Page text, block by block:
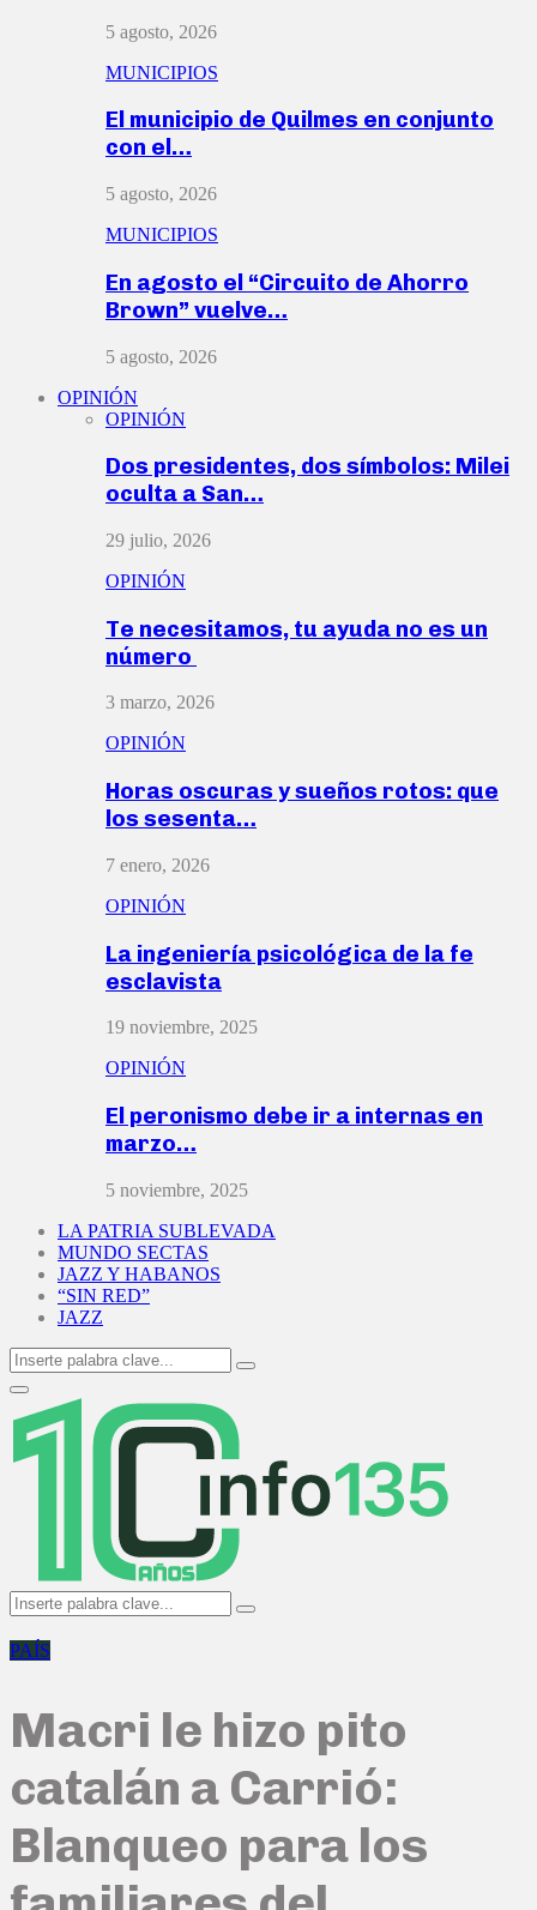
5 agosto, 2026
MUNICIPIOS
El municipio de Quilmes en conjunto
con el…
5 agosto, 2026
MUNICIPIOS
En agosto el “Circuito de Ahorro
Brown” vuelve…
5 agosto, 2026
OPINIÓN
OPINIÓN
Dos presidentes, dos símbolos: Milei
oculta a San…
29 julio, 2026
OPINIÓN
Te necesitamos, tu ayuda no es un
número
3 marzo, 2026
OPINIÓN
Horas oscuras y sueños rotos: que
los sesenta…
7 enero, 2026
OPINIÓN
La ingeniería psicológica de la fe
esclavista
19 noviembre, 2025
OPINIÓN
El peronismo debe ir a internas en
marzo…
5 noviembre, 2025
LA PATRIA SUBLEVADA
MUNDO SECTAS
JAZZ Y HABANOS
“SIN RED”
JAZZ
Search
for:
Search
Primary
Menu
Search
for:
Search
PAÍS
Macri le hizo pito
catalán a Carrió:
Blanqueo para los